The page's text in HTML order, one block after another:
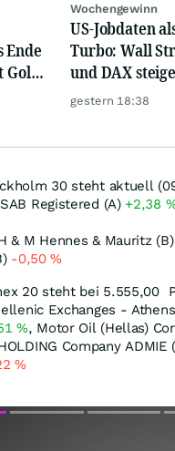
Ende
Gold
Wochengewinn
US-Jobdaten
Turbo: Wall
und DAX
Gold glänzt
gestern 18:38
30 steht aktuell
Registered (A) +2,38
& M Hennes & Mauritz (B)
-0,50%
20 steht bei 5.555,00
Exchanges -
%, Motor Oil (Hellas)
Company ADMIE
%